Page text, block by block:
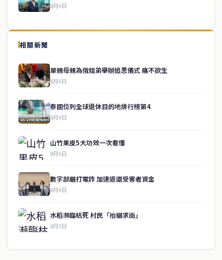
8月6日
相關新聞
單親母親為俄姐弟舉辦追思儀式 痛不欲生
8月6日
泰國位列全球退休目的地排行榜第4
8月6日
山竹果皮5大功效一次看懂
8月6日
數字部嚴打電詐 加速返還受害者資金
8月6日
水稻瀕臨枯死 村民「抬貓求雨」
8月5日
泰國中文新聞（TCN）是一家總部設於曼谷的中文新聞媒體，致力於
報導泰國當地政治、經濟、華人社群與社會時事，為在泰華人讀者提
供即時、客觀、多元的中文新聞內容。
快速連結
即時
政治
綜合
工商
歡迎來信洽詢合作事宜
service@thaichinesenews.com
service@thaichinesenews.com ↑ 回到頂端